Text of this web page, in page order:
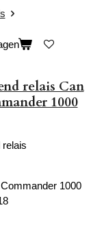
relais Can
1000
relais
1000